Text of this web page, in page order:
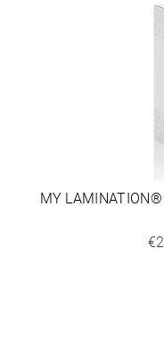
MY LAMINATION®